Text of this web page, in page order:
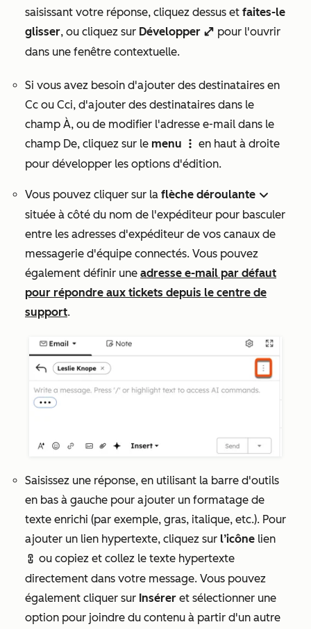
saisissant votre réponse, cliquez dessus et faites-le
glisser, ou cliquez sur Développer enlarge pour l'ouvrir
dans une fenêtre contextuelle.
Si vous avez besoin d'ajouter des destinataires en
Cc ou Cci, d'ajouter des destinataires dans le
champ À, ou de modifier l'adresse e-mail dans le
champ De, cliquez sur le menu verticalMenu
en haut à droite
pour développer les options d'édition.
Vous pouvez cliquer sur la flèche déroulante down
située à côté du nom de l'expéditeur pour basculer
entre les adresses d'expéditeur de vos canaux de
messagerie d'équipe connectés. Vous pouvez
également définir une adresse e-mail par défaut
pour répondre aux tickets depuis le centre de
support.
Saisissez une réponse, en utilisant la barre d'outils
en bas à gauche pour ajouter un formatage de
texte enrichi (par exemple, gras, italique, etc.). Pour
ajouter un lien hypertexte, cliquez sur l’icône lien
link ou copiez et collez le texte hypertexte
directement dans votre message. Vous pouvez
également cliquer sur Insérer et sélectionner une
option pour joindre du contenu à partir d'un autre